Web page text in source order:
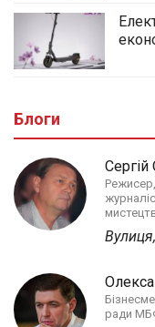
Блоги
Сергій
ради